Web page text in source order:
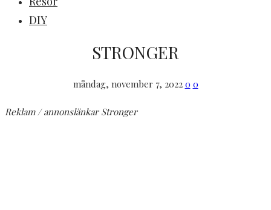
DIY
STRONGER
måndag, november 7, 2022 0 0
Reklam / annonslänkar Stronger